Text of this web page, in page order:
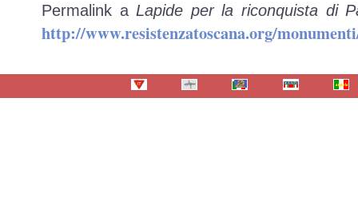
Permalink a Lapide per la riconquista di
http://www.resistenzatoscana.org/